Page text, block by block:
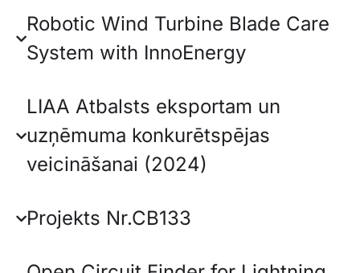
Robotic Wind Turbine Blade Care
System with InnoEnergy
LIAA Atbalsts eksportam un
uzņēmuma konkurētspējas
veicināšanai (2024)
Projekts Nr.CB133